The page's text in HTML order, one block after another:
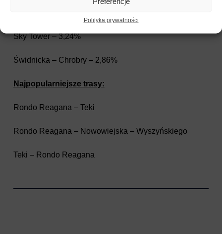
Polityka prywatności
Sky Tower – 3,24%
Świdnicka – Chrobry – 2,86%
Najpopularniejsze trasy:
Rondo Reagana – Teki
Rondo Reagana – Nowowiejska – Wyszyńskiego
Teki – Rondo Reagana